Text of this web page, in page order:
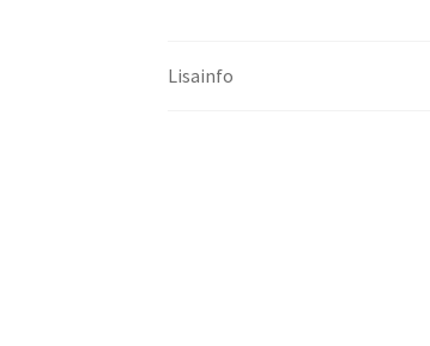
Lisainfo